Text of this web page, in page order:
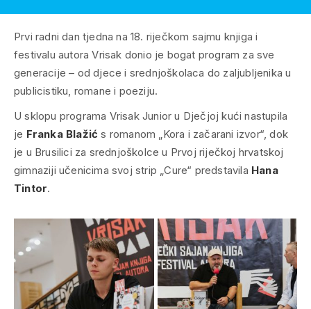
Prvi radni dan tjedna na 18. riječkom sajmu knjiga i
festivalu autora Vrisak donio je bogat program za sve
generacije – od djece i srednjoškolaca do zaljubljenika u
publicistiku, romane i poeziju.
U sklopu programa Vrisak Junior u Dječjoj kući nastupila
je Franka Blažić s romanom „Kora i začarani izvor“, dok
je u Brusilici za srednjoškolce u Prvoj riječkoj hrvatskoj
gimnaziji učenicima svoj strip „Cure“ predstavila Hana
Tintor.